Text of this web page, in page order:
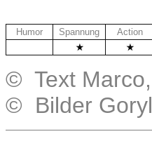
Humor Spannung Action
© Text
© Bilder